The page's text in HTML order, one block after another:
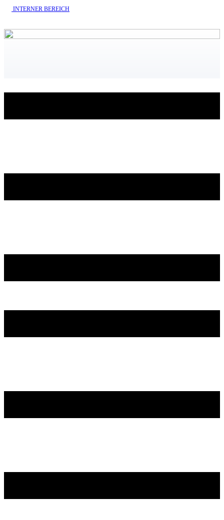
INTERNE​R BEREICH